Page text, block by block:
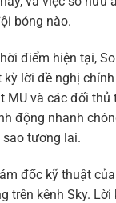
bóng nào.
điểm hiện tại,
lời đề nghị
MU và các đối thủ
động nhanh
tương lai.
đốc kỹ thuật
trên kênh Sky. Lời